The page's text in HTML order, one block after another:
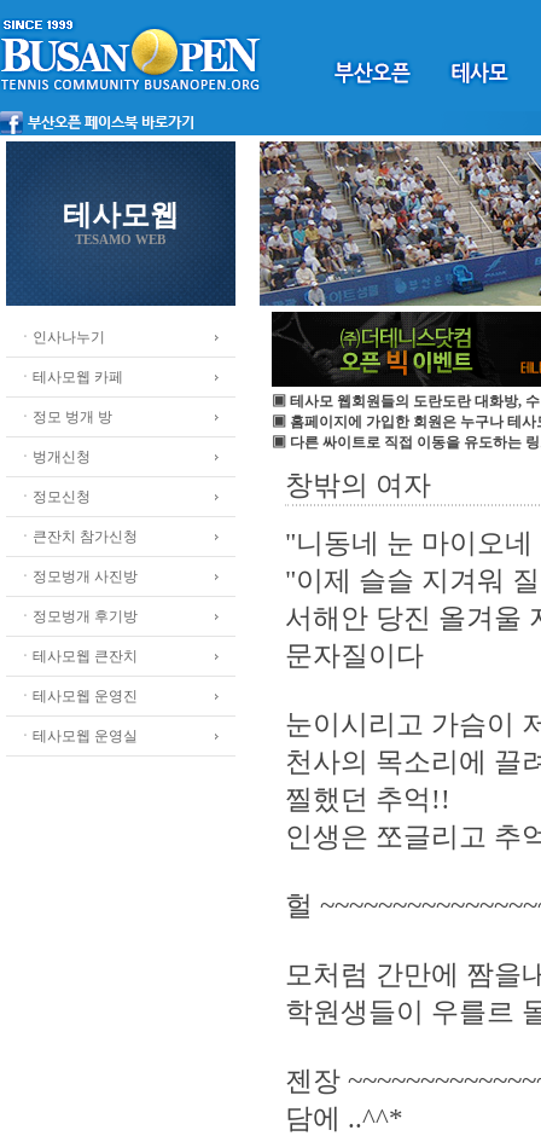
테사모웹
TESAMO WEB
ㆍ인사나누기
ㆍ테사모웹 카페
ㆍ정모 벙개 방
ㆍ벙개신청
ㆍ정모신청
ㆍ큰잔치 참가신청
ㆍ정모벙개 사진방
ㆍ정모벙개 후기방
ㆍ테사모웹 큰잔치
ㆍ테사모웹 운영진
ㆍ테사모웹 운영실
▣ 테사모 웹회원들의 도란도란 대화방,
▣ 홈페이지에 가입한 회원은 누구나 테사
▣ 다른 싸이트로 직접 이동을 유도하는
창밖의 여자
"니동네 눈 마이오
"이제 슬슬 지겨워
서해안 당진 올겨울
문자질이다
눈이시리고 가슴이
천사의 목소리에 끌
찔했던 추억!!
인생은 쪼글리고 추
헐
모처럼 간만에 짬을
학원생들이 우를르
젠장
담에 ..^^*